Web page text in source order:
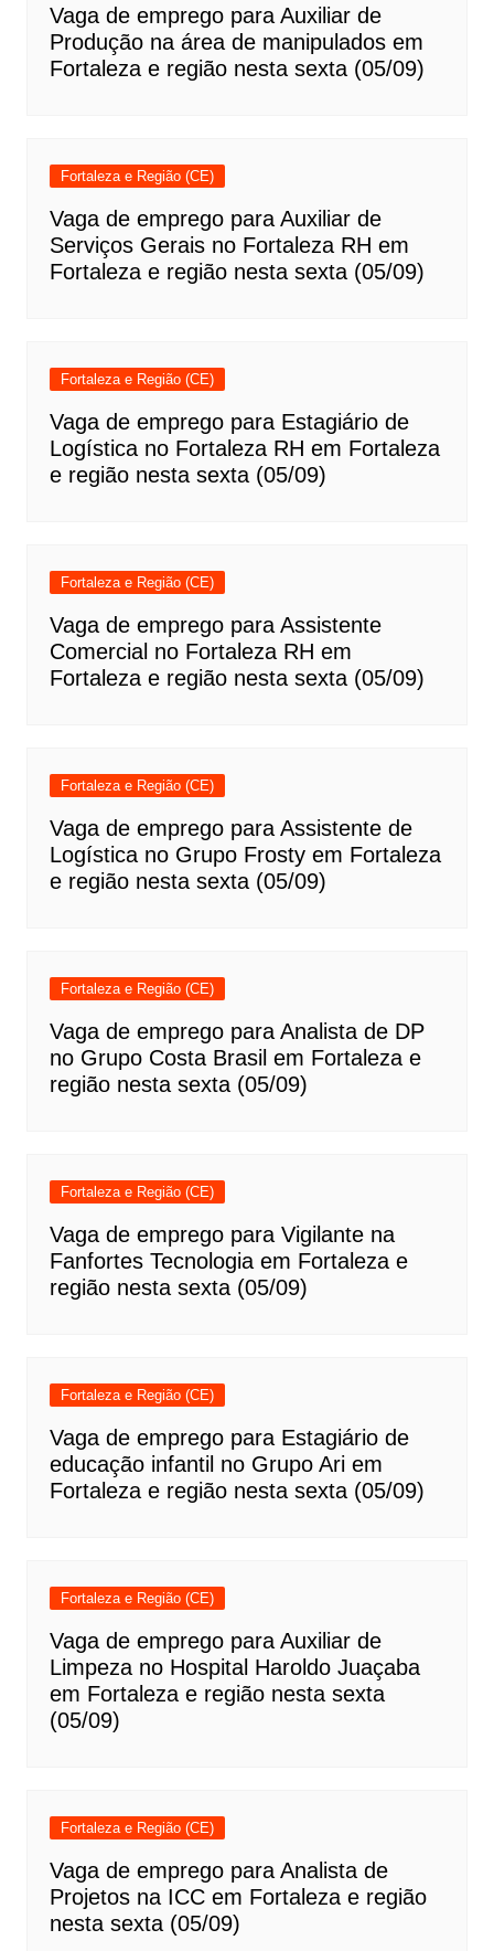
Vaga de emprego para Auxiliar de
Produção na área de manipulados em
Fortaleza e região nesta sexta (05/09)
Fortaleza e Região (CE)
Vaga de emprego para Auxiliar de
Serviços Gerais no Fortaleza RH em
Fortaleza e região nesta sexta (05/09)
Fortaleza e Região (CE)
Vaga de emprego para Estagiário de
Logística no Fortaleza RH em Fortaleza
e região nesta sexta (05/09)
Fortaleza e Região (CE)
Vaga de emprego para Assistente
Comercial no Fortaleza RH em
Fortaleza e região nesta sexta (05/09)
Fortaleza e Região (CE)
Vaga de emprego para Assistente de
Logística no Grupo Frosty em Fortaleza
e região nesta sexta (05/09)
Fortaleza e Região (CE)
Vaga de emprego para Analista de DP
no Grupo Costa Brasil em Fortaleza e
região nesta sexta (05/09)
Fortaleza e Região (CE)
Vaga de emprego para Vigilante na
Fanfortes Tecnologia em Fortaleza e
região nesta sexta (05/09)
Fortaleza e Região (CE)
Vaga de emprego para Estagiário de
educação infantil no Grupo Ari em
Fortaleza e região nesta sexta (05/09)
Fortaleza e Região (CE)
Vaga de emprego para Auxiliar de
Limpeza no Hospital Haroldo Juaçaba
em Fortaleza e região nesta sexta
(05/09)
Fortaleza e Região (CE)
Vaga de emprego para Analista de
Projetos na ICC em Fortaleza e região
nesta sexta (05/09)